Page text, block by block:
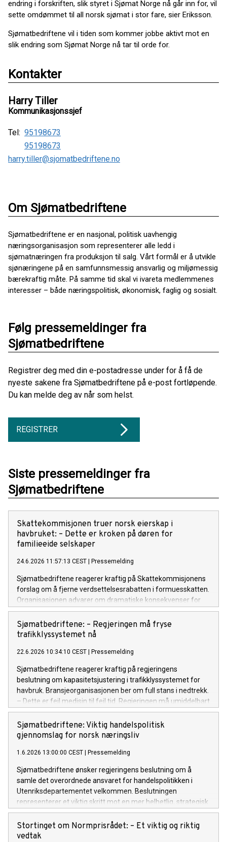
endring i forskriften, slik styret i Sjømat Norge nå går inn for, vil
sette omdømmet til all norsk sjømat i stor fare, sier Eriksson.
Sjømatbedriftene vil i tiden som kommer jobbe aktivt mot en
slik endring som Sjømat Norge nå tar til orde for.
Kontakter
Harry Tiller
Kommunikasjonssjef
Tel: 95198673
95198673
harry.tiller@sjomatbedriftene.no
Om Sjømatbedriftene
Sjømatbedriftene er en nasjonal, politisk uavhengig
næringsorganisasjon som representerer alle ledd i
sjømatnæringen fra produksjon til salg. Vårt formål er å utvikle
sjønæringene på en samfunnsmessig ansvarlig og miljømessig
bærekraftig måte. På samme tid skal vi ivareta medlemmenes
interesser – både næringspolitisk, økonomisk, faglig og sosialt.
Følg pressemeldinger fra
Sjømatbedriftene
Registrer deg med din e-postadresse under for å få de
nyeste sakene fra Sjømatbedriftene på e-post fortløpende.
Du kan melde deg av når som helst.
REGISTRER
Siste pressemeldinger fra
Sjømatbedriftene
Skattekommisjonen truer norsk eierskap i
havbruket: – Dette er kroken på døren for
familieeide selskaper
24.6.2026 11:57:13 CEST Pressemelding
Sjømatbedriftene reagerer kraftig på Skattekommisjonens
forslag om å fjerne verdsettelsesrabatten i formuesskatten.
Organisasjonen advarer om dramatiske konsekvenser for
mindre, familieeide havbruksselskaper langs kysten.
Sjømatbedriftene: – Regjeringen må fryse
trafikklyssystemet nå
22.6.2026 10:34:10 CEST Pressemelding
Sjømatbedriftene reagerer kraftig på regjeringens
beslutning om kapasitetsjustering i trafikklyssystemet for
havbruk. Bransjeorganisasjonen ber om full stans i nedtrekk.
– Dette er feil medisin til feil tid. Regjeringen må umiddelbart
fryse trafikklyssystemet i alle områder unntatt de grønne,
sier administrerende direktør Robert H. Eriksson.
Sjømatbedriftene: Viktig handelspolitisk
gjennomslag for norsk næringsliv
1.6.2026 13:00:00 CEST Pressemelding
Sjømatbedriftene ønsker regjeringens beslutning om å
samle det overordnede ansvaret for handelspolitikken i
Utenriksdepartementet velkommen. Beslutningen
representerer et viktig skritt mot en mer helhetlig, strategisk
og slagkraftig organisering av norsk handelspolitikk i en tid
preget av økende geopolitisk uro og sterkere internasjonal
konkurranse.
Stortinget om Normprisrådet: – Et viktig og riktig
vedtak